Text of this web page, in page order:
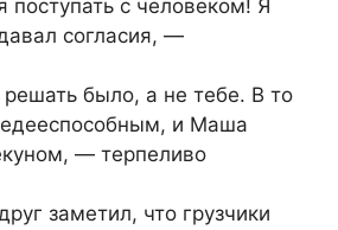
поступать с человеком! Я
согласия, —
было, а не тебе. В то
и Маша
— терпеливо
заметил, что грузчики